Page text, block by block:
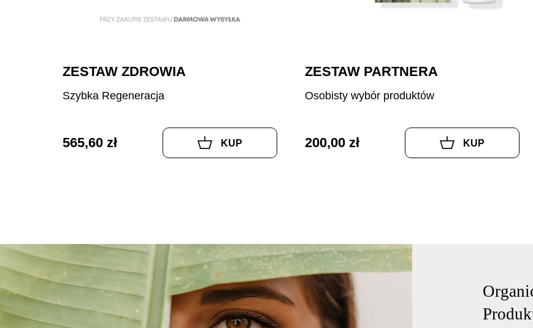
ZESTAW ZDROWIA
Szybka Regeneracja
565,60 zł KUP
ZESTAW PARTNERA
Osobisty wybór produktów
200,00 zł KUP